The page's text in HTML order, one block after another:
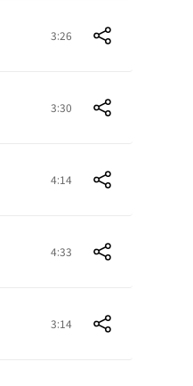
3:26
3:30
4:14
4:33
3:14